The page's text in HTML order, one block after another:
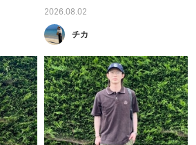
2026.08.02
チカ